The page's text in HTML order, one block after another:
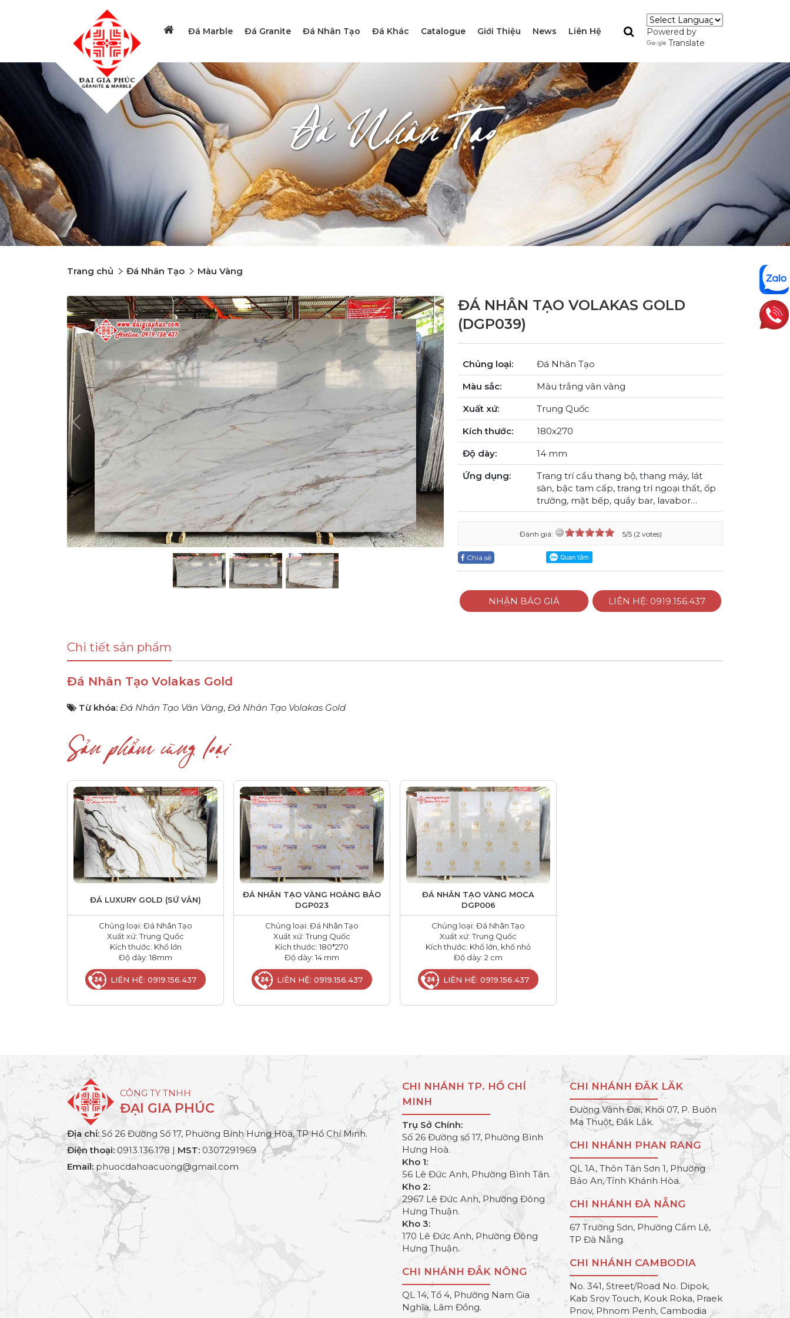
Đá Marble Đá Granite Đá Nhân Tạo Đá Khác Catalogue Giới Thiệu News Liên Hệ
Powered by
Translate
Đá Nhân Tạo
Trang chủ Đá Nhân Tạo Màu Vàng
Previous Next
ĐÁ NHÂN TẠO VOLAKAS GOLD
(DGP039)
Chủng loại:
Đá Nhân Tạo
Màu sắc:
Màu trắng vân vàng
Xuất xứ:
Trung Quốc
Kích thước:
180x270
Độ dày:
14 mm
Ứng dụng:
Trang trí cầu thang bộ, thang máy, lát
sàn, bậc tam cấp, trang trí ngoại thất, ốp
trường, mặt bếp, quầy bar, lavabor…
Đánh giá: 5/5 (2 votes)
Chia sẻ
NHẬN BÁO GIÁ LIÊN HỆ: 0919.156.437
Chi tiết sản phẩm
Đá Nhân Tạo Volakas Gold
Từ khóa: Đá Nhân Tạo Vân Vàng, Đá Nhân Tạo Volakas Gold
Sản phẩm cùng loại
ĐÁ LUXURY GOLD (SỨ VÂN)
Chủng loại: Đá Nhân Tạo
Xuất xứ: Trung Quốc
Kích thước: Khổ lớn
Độ dày: 18mm
LIÊN HỆ: 0919.156.437
ĐÁ NHÂN TẠO VÀNG HOÀNG BẢO
DGP023
Chủng loại: Đá Nhân Tạo
Xuất xứ: Trung Quốc
Kích thước: 180*270
Độ dày: 14 mm
LIÊN HỆ: 0919.156.437
ĐÁ NHÂN TẠO VÀNG MOCA
DGP006
Chủng loại: Đá Nhân Tạo
Xuất xứ: Trung Quốc
Kích thước: Khổ lớn, khổ nhỏ
Độ dày: 2 cm
LIÊN HỆ: 0919.156.437
CÔNG TY TNHH
ĐẠI GIA PHÚC
Địa chỉ: Số 26 Đường Số 17, Phường Bình Hưng Hòa, TP Hồ Chí Minh.
Điện thoại: 0913.136.178 | MST: 0307291969
Email: phuocdahoacuong@gmail.com
CHI NHÁNH TP. HỒ CHÍ
MINH
Trụ Sở Chính:
Số 26 Đường số 17, Phường Bình
Hưng Hoà.
Kho 1:
56 Lê Đức Anh, Phường Bình Tân.
Kho 2:
2967 Lê Đức Anh, Phường Đông
Hưng Thuận.
Kho 3:
170 Lê Đức Anh, Phường Đông
Hưng Thuận.
CHI NHÁNH ĐẮK NÔNG
QL 14, Tổ 4, Phường Nam Gia
Nghĩa, Lâm Đồng.
CHI NHÁNH ĐĂK LĂK
Đường Vành Đai, Khối 07, P. Buôn
Ma Thuột, Đắk Lắk.
CHI NHÁNH PHAN RANG
QL 1A, Thôn Tân Sơn 1, Phường
Bảo An, Tỉnh Khánh Hòa.
CHI NHÁNH ĐÀ NẴNG
67 Trường Sơn, Phường Cẩm Lệ,
TP Đà Nẵng.
CHI NHÁNH CAMBODIA
No. 341, Street/Road No. Dipok,
Kab Srov Touch, Kouk Roka, Praek
Pnov, Phnom Penh, Cambodia